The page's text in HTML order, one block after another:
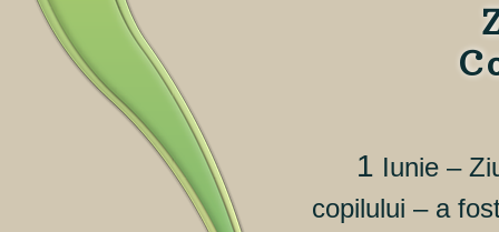
1 Iunie –
copilului – a